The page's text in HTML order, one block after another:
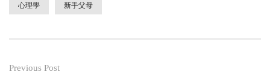
心理學 新手父母
Previous Post